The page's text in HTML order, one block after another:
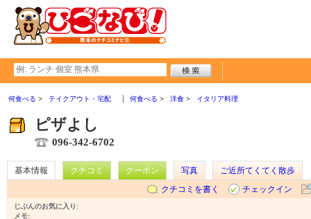
何食べる テイクアウト・宅配 何食べる 洋食 イタリア料理
ピザよし
096-342-6702
基本情報 クチコミ クーポン 写真
ご近所てくてく散歩
クチコミを書く
チェックイン
じぶんのお気に入り:
メモ: